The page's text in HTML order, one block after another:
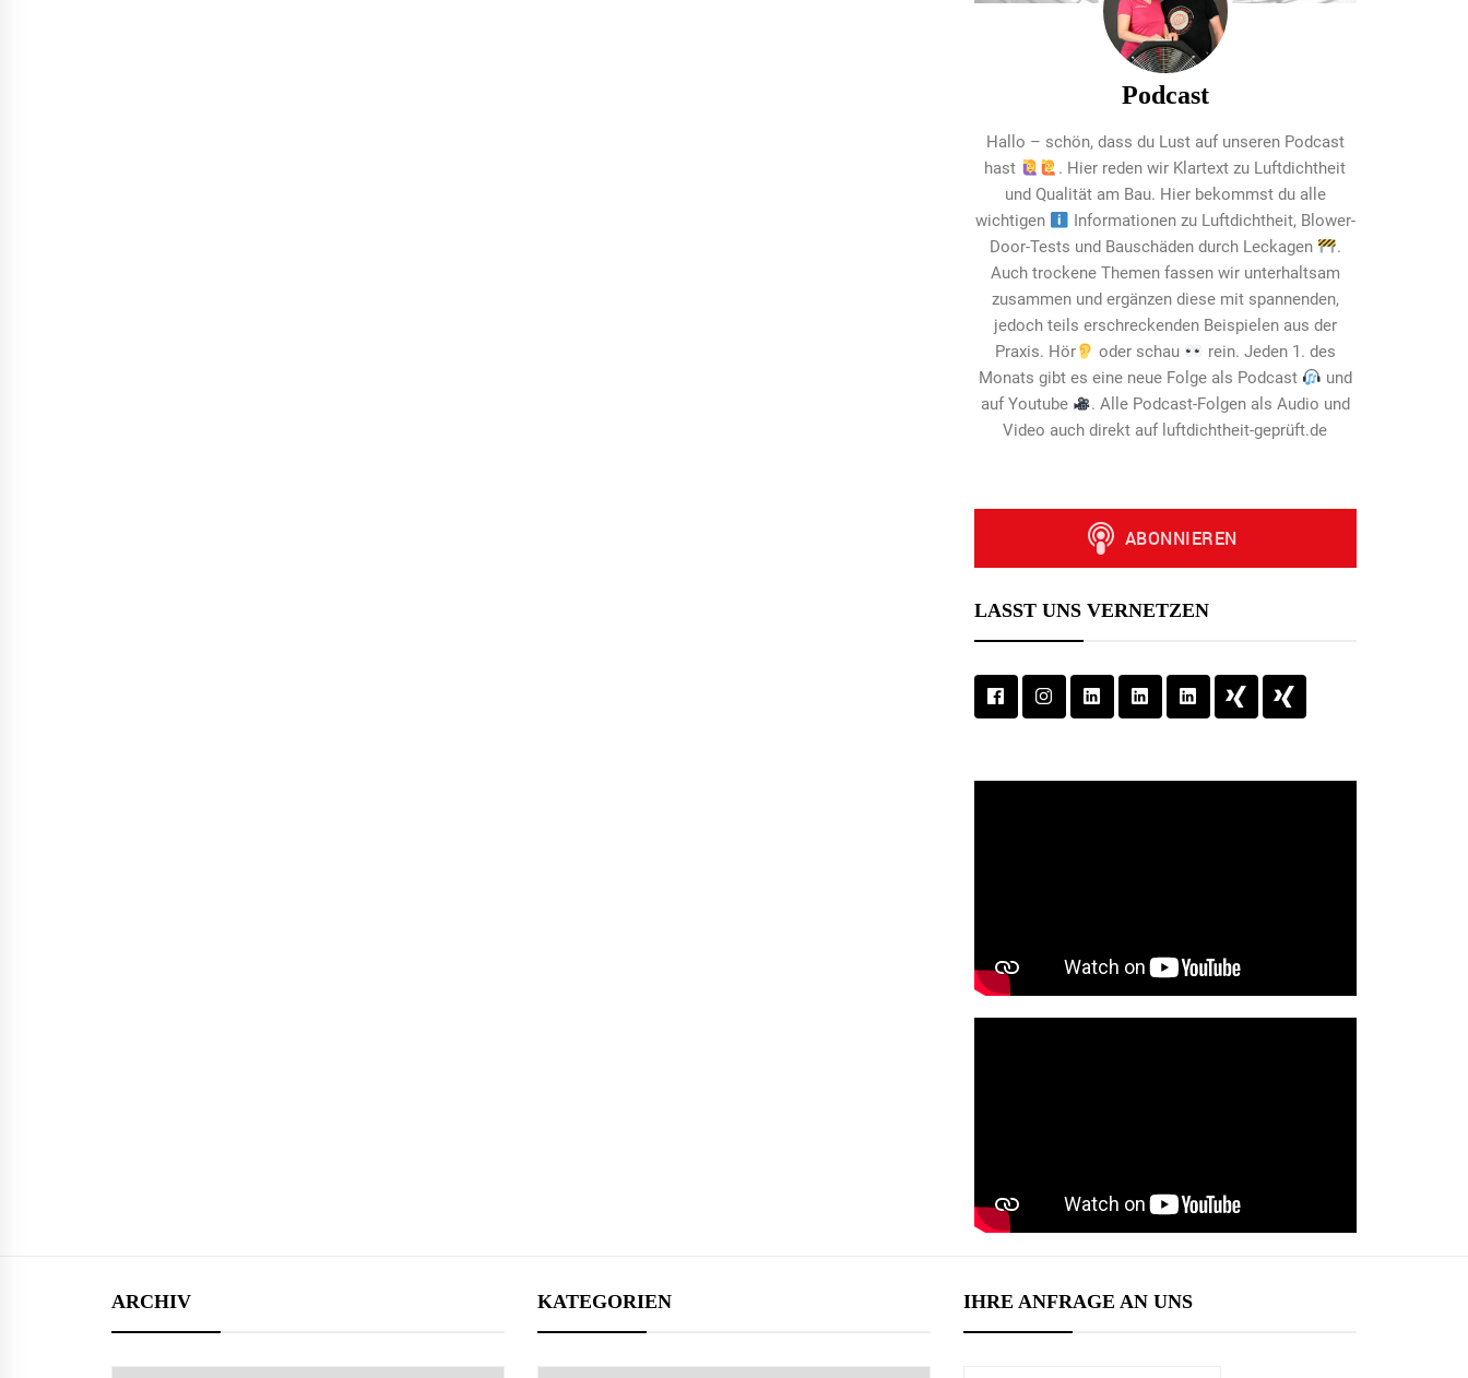
Podcast
Hallo – schön, dass du Lust auf unseren Podcast
hast
. Hier reden wir Klartext zu Luftdichtheit
und Qualität am Bau. Hier bekommst du alle
wichtigen
Informationen zu Luftdichtheit, Blower-
Door-Tests und Bauschäden durch Leckagen
.
Auch trockene Themen fassen wir unterhaltsam
zusammen und ergänzen diese mit spannenden,
jedoch teils erschreckenden Beispielen aus der
Praxis. Hör
oder schau
rein. Jeden 1. des
Monats gibt es eine neue Folge als Podcast
und
auf Youtube
. Alle Podcast-Folgen als Audio und
Video auch direkt auf luftdichtheit-geprüft.de
LASST UNS VERNETZEN
ARCHIV KATEGORIEN IHRE ANFRAGE AN UNS